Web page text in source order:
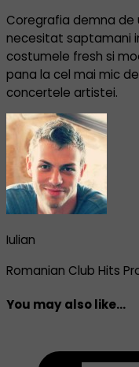
Coregrafia demna
necesitat saptamani
costumele fresh si
pana la cel mai mic
concertele artistei.
Iulian
Romanian Club Hits
You may also like...